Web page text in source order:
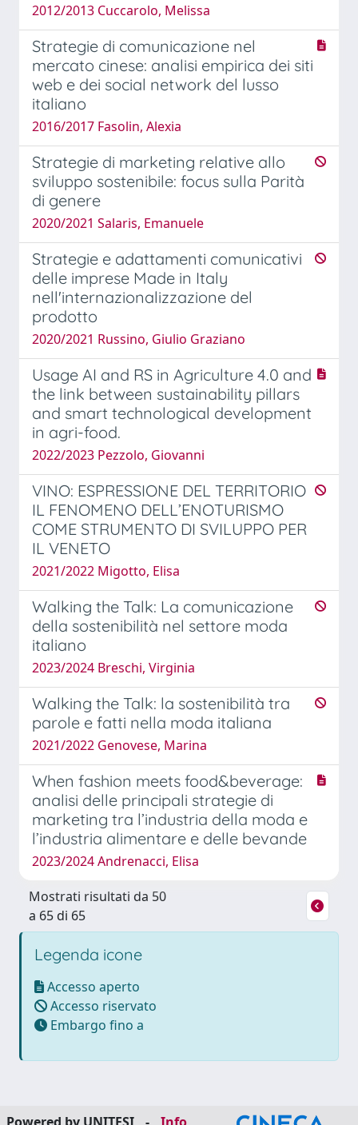
2012/2013 Cuccarolo, Melissa
Strategie di comunicazione nel
mercato cinese: analisi empirica dei siti
web e dei social network del lusso
italiano
2016/2017 Fasolin, Alexia
Strategie di marketing relative allo
sviluppo sostenibile: focus sulla Parità
di genere
2020/2021 Salaris, Emanuele
Strategie e adattamenti comunicativi
delle imprese Made in Italy
nell'internazionalizzazione del
prodotto
2020/2021 Russino, Giulio Graziano
Usage AI and RS in Agriculture 4.0 and
the link between sustainability pillars
and smart technological development
in agri-food.
2022/2023 Pezzolo, Giovanni
VINO: ESPRESSIONE DEL TERRITORIO
IL FENOMENO DELL’ENOTURISMO
COME STRUMENTO DI SVILUPPO PER
IL VENETO
2021/2022 Migotto, Elisa
Walking the Talk: La comunicazione
della sostenibilità nel settore moda
italiano
2023/2024 Breschi, Virginia
Walking the Talk: la sostenibilità tra
parole e fatti nella moda italiana
2021/2022 Genovese, Marina
When fashion meets food&beverage:
analisi delle principali strategie di
marketing tra l’industria della moda e
l’industria alimentare e delle bevande
2023/2024 Andrenacci, Elisa
Mostrati risultati da 50
a 65 di 65
Legenda icone
Accesso aperto
Accesso riservato
Embargo fino a